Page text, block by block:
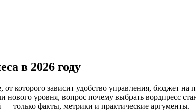
в 2026 году
которого зависит удобство управления, бюджет на
уровня, вопрос почему выбрать вордпресс
— только факты, метрики и практические аргументы.